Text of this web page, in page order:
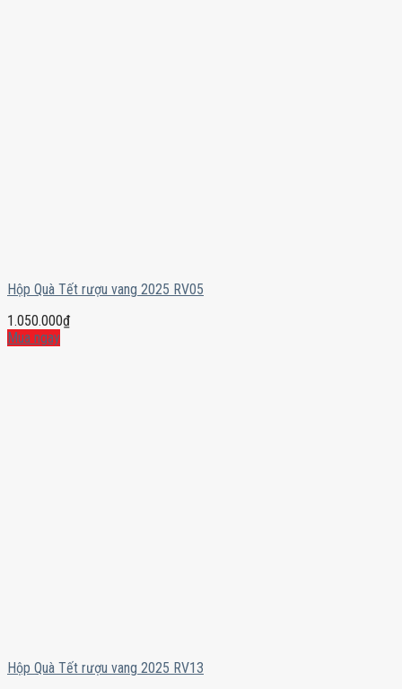
Hộp Quà Tết rượu vang 2025 RV05
1.050.000₫
Mua ngay
Hộp Quà Tết rượu vang 2025 RV13